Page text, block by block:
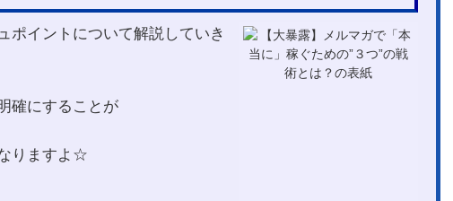
ポイントについて解説していき
確にすることが
りますよ☆